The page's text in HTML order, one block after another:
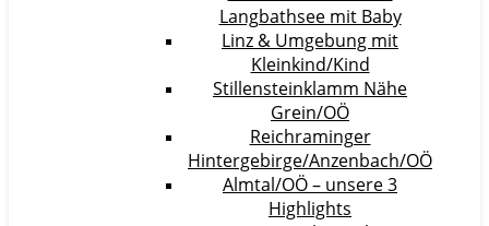
Langbathsee mit Baby
Linz & Umgebung mit
Kleinkind/Kind
Stillensteinklamm Nähe
Grein/OÖ
Reichraminger
Hintergebirge/Anzenbach/OÖ
Almtal/OÖ – unsere 3
Highlights